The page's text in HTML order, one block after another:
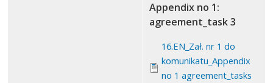
Appendix no 1:
agreement_task 3
16.EN_Zał. nr 1 do
komunikatu_Appendix
no 1 agreement_tasks